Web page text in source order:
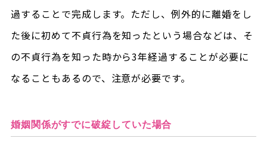
過することで完成します。ただし、例外的に離婚をし
た後に初めて不貞行為を知ったという場合などは、そ
の不貞行為を知った時から3年経過することが必要に
なることもあるので、注意が必要です。
婚姻関係がすでに破綻していた場合